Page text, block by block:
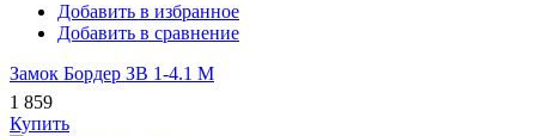
Добавить в избранное
Добавить в сравнение
Замок Бордер ЗВ 1-4.1 М
1 859
Купить